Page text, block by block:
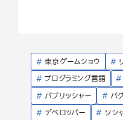
# 東京ゲームショウ #
# プログラミング言語 #
# パブリッシャー # バ
# デベロッパー # ソシ